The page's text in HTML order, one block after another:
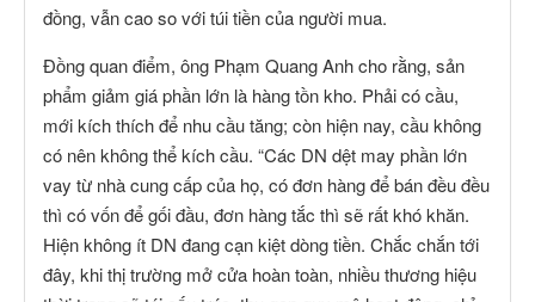
đồng, vẫn cao so với túi tiền của người mua.
Đồng quan điểm, ông Phạm Quang Anh cho rằng, sản
phẩm giảm giá phần lớn là hàng tồn kho. Phải có cầu,
mới kích thích để nhu cầu tăng; còn hiện nay, cầu không
có nên không thể kích cầu. “Các DN dệt may phần lớn
vay từ nhà cung cấp của họ, có đơn hàng để bán đều đều
thì có vốn để gối đầu, đơn hàng tắc thì sẽ rất khó khăn.
Hiện không ít DN đang cạn kiệt dòng tiền. Chắc chắn tới
đây, khi thị trường mở cửa hoàn toàn, nhiều thương hiệu